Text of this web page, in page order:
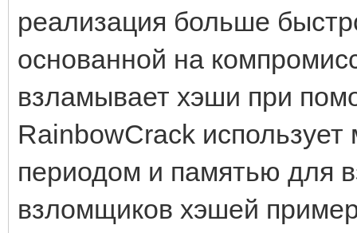
реализация больше
основанной на
взламывает хэши при
RainbowCrack
периодом и памятью для
взломщиков хэшей